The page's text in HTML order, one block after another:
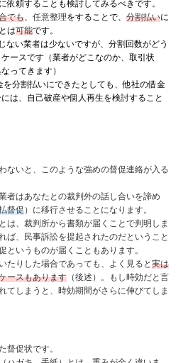
依頼することも検討してみるべきです。
でも
任意整理をすることで、 分割払いに
は可能です。
ない業者は少ないですが、分割回数がどう
ースです（業者がどこなのか、取引状
ってきます）
を分割払いにできたとしても、他社の借金
は、自己破産や個人再生を検討すること
ないと、このような強めの督促連絡が入る
者はあなたとの裁判外の話し合いを諦め
督促）に移行させることになります。
は、裁判所から書類が届くことで判明しま
ば、民事訴訟を提起されたのだということ
というものが届くこともあります。
たりした場合であっても、よく見ると 実は
ースもあります （後述）。もし時効だと言
てしまうと、時効期間がさらに伸びてしま
督促状です。